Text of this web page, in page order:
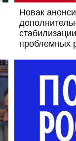
Новак
проблемных